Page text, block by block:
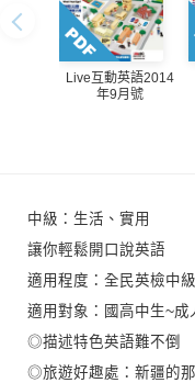
Live互動英語2014
年9月號
中級：生活、實用
讓你輕鬆開口說英語
適用程度：全民英檢中級
適用對象：國高中生~
◎描述特色英語難不倒
◎旅遊好趣處：新疆的